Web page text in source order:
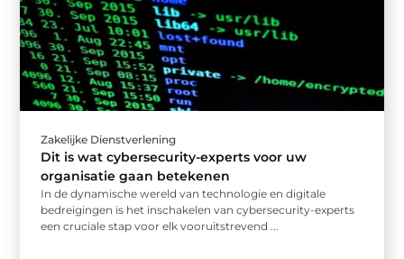
Zakelijke Dienstverlening
Dit is wat cybersecurity-experts voor uw
organisatie gaan betekenen
In de dynamische wereld van technologie en digitale
bedreigingen is het inschakelen van cybersecurity-experts
een cruciale stap voor elk vooruitstrevend ...